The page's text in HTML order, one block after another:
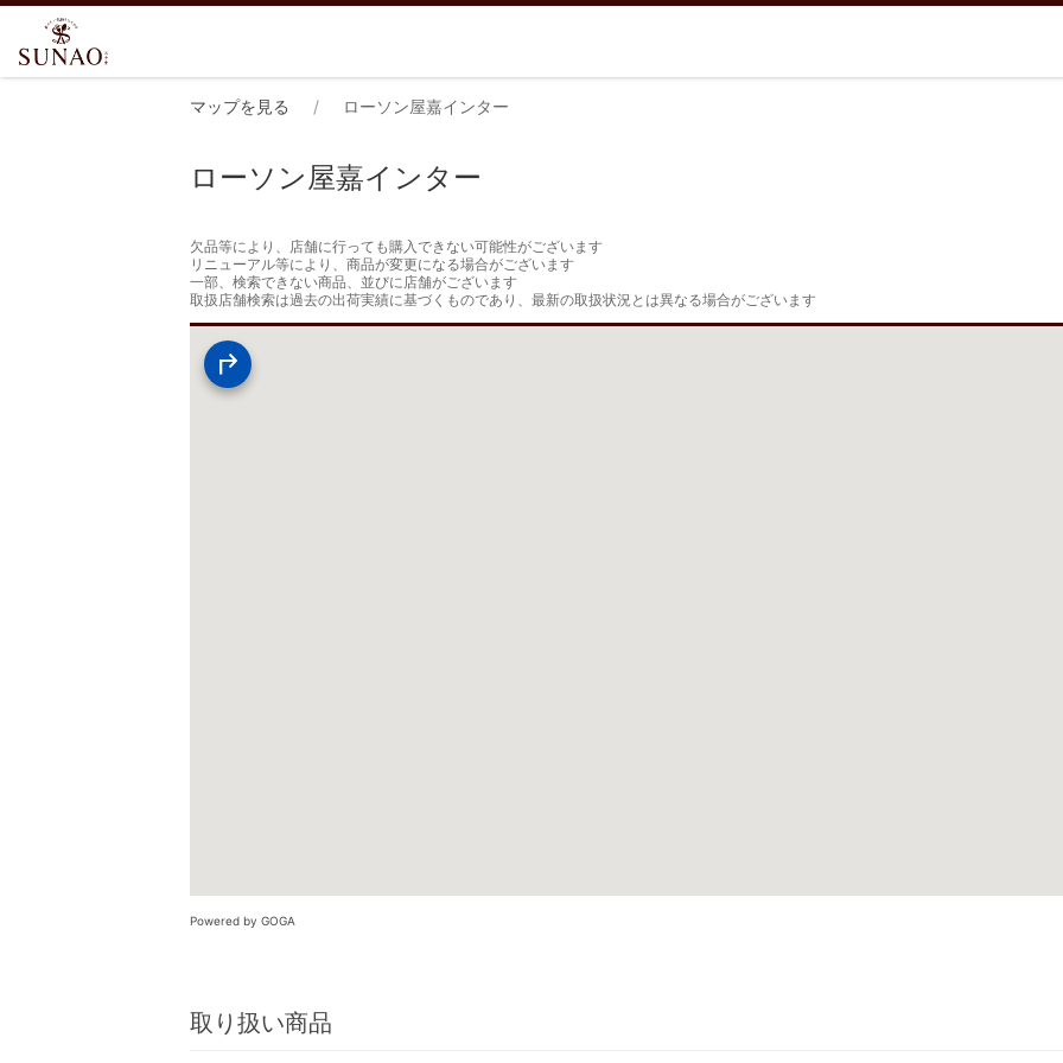
マップを見る ローソン屋嘉インター
ローソン屋嘉インター
欠品等により、店舗に行っても購入できない可能性がございます
リニューアル等により、商品が変更になる場合がございます
一部、検索できない商品、並びに店舗がございます
取扱店舗検索は過去の出荷実績に基づくものであり、最新の取扱状況とは異なる場合がございます
Powered by GOGA
取り扱い商品